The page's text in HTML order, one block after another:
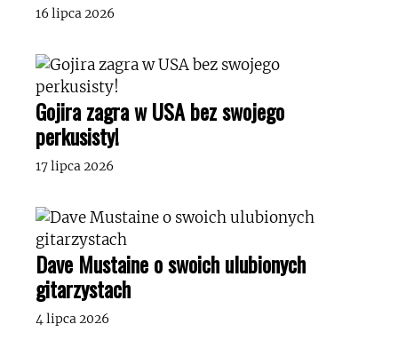
16 lipca 2026
Gojira zagra w USA bez swojego
perkusisty!
17 lipca 2026
Dave Mustaine o swoich ulubionych
gitarzystach
4 lipca 2026